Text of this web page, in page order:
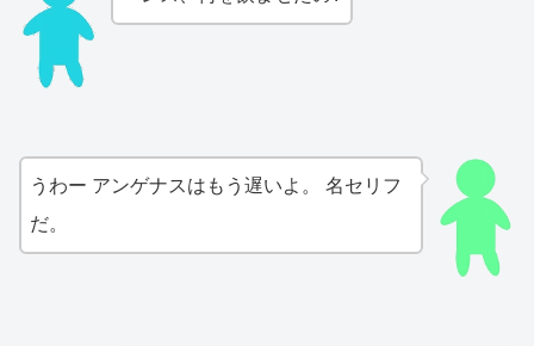
うわー アンゲナスはもう遅いよ。 名セリフ
だ。